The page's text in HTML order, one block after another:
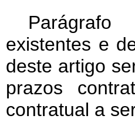
Parágrafo
existentes e
deste artigo
prazos
contratual a